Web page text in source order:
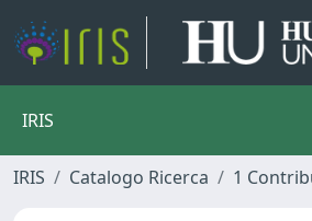
IRIS
IRIS Catalogo Ricerca 1